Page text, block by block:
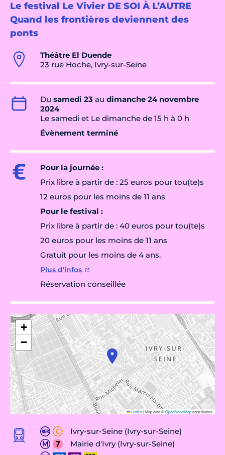
Le festival Le Vivier DE SOI À L’AUTRE
Quand les frontières deviennent des
ponts
Théâtre El Duende
23 rue Hoche, Ivry-sur-Seine
Du samedi 23 au dimanche 24 novembre
2024
Le samedi et Le dimanche de 15 h à 0 h
Évènement terminé
Pour la journée :
Prix libre à partir de : 25 euros pour tou(te)s
12 euros pour les moins de 11 ans
Pour le festival :
Prix libre à partir de : 40 euros pour tou(te)s
20 euros pour les moins de 11 ans
Gratuit pour les moins de 4 ans.
Plus d'infos
Réservation conseillée
+
−
Leaflet|Map data ©OpenStreetMapcontributors
Ivry-sur-Seine (Ivry-sur-Seine)
Mairie d'Ivry (Ivry-sur-Seine)